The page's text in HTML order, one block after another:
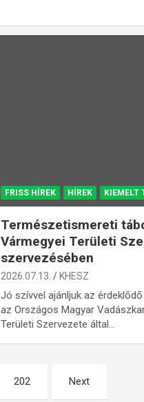
FRISS HÍREK HÍREK KIEMELT
Természetismereti
Vármegyei Területi
szervezésében
2026.07.13. KHESZ
Jó szívvel ajánljuk az
az Országos Magyar
Területi Szervezete által…
202 Next